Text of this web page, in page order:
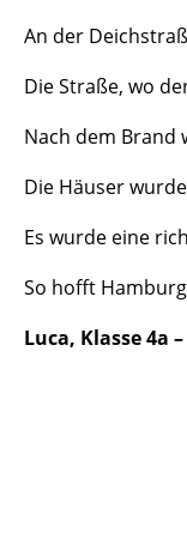
An der
Die Straße, wo
Nach dem Brand
Die Häuser
Es wurde eine
So hofft
Luca, Klasse 4a